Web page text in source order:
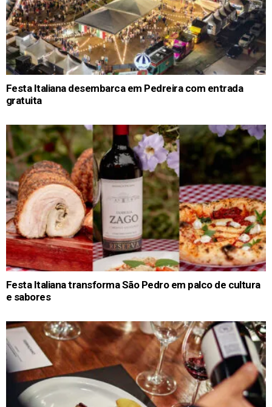
Festa Italiana desembarca em Pedreira com entrada
gratuita
Festa Italiana transforma São Pedro em palco de cultura
e sabores